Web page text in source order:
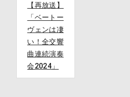
【再放送】
「ベートー
ヴェンは凄
い！全交響
曲連続演奏
会2024」